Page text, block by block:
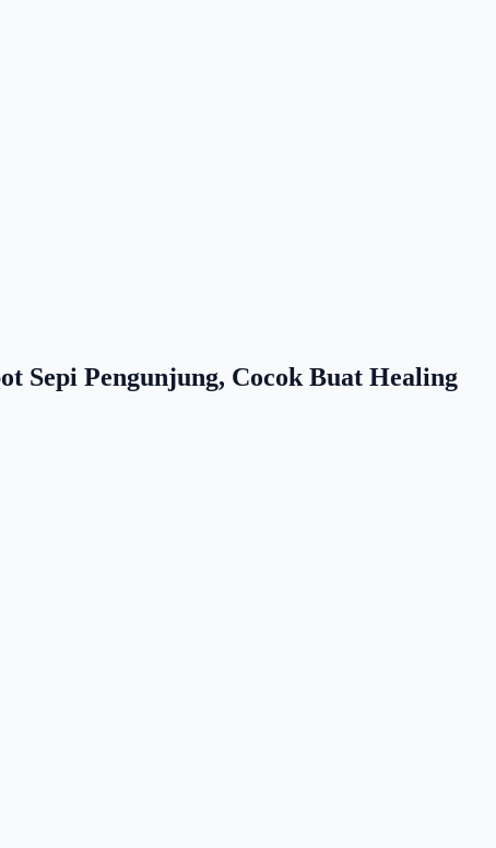
Sepi Pengunjung, Cocok Buat Healing